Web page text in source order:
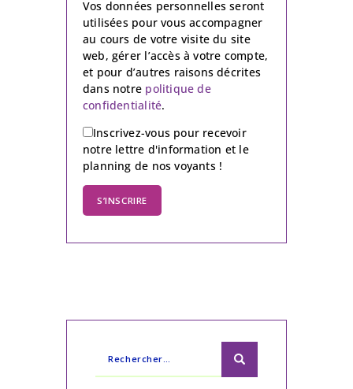
Vos données personnelles seront
utilisées pour vous accompagner
au cours de votre visite du site
web, gérer l’accès à votre compte,
et pour d’autres raisons décrites
dans notre politique de
confidentialité.
Inscrivez-vous pour recevoir
notre lettre d'information et le
planning de nos voyants !
S’INSCRIRE